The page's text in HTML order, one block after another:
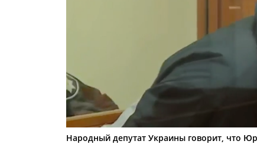
Народный депутат Украины говорит, что